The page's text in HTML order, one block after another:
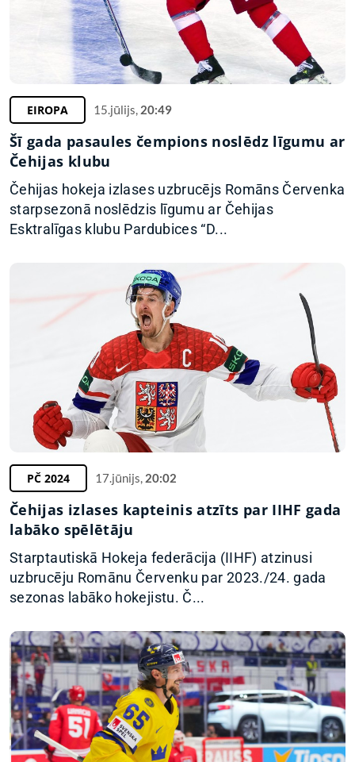
EIROPA 15.jūlijs, 20:49
Šī gada pasaules čempions noslēdz līgumu ar
Čehijas klubu
Čehijas hokeja izlases uzbrucējs Romāns Červenka
starpsezonā noslēdzis līgumu ar Čehijas
Esktralīgas klubu Pardubices “D...
PČ 2024 17.jūnijs, 20:02
Čehijas izlases kapteinis atzīts par IIHF gada
labāko spēlētāju
Starptautiskā Hokeja federācija (IIHF) atzinusi
uzbrucēju Romānu Červenku par 2023./24. gada
sezonas labāko hokejistu. Č...